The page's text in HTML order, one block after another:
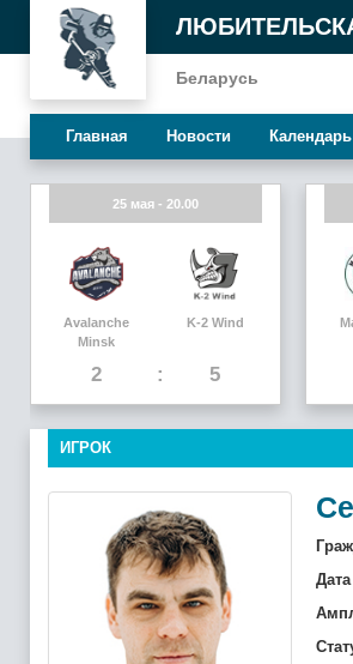
Беларусь
Главная Новости Календарь
25 мая - 20.00
Avalanche
Minsk
2
K-2 Wind
5
ИГРОК